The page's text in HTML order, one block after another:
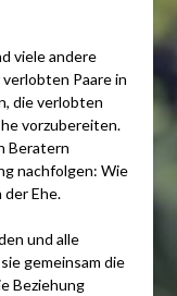
viele andere
Paare in
die verlobten
vorzubereiten.
Beratern
nachfolgen: Wie
Ehe.
und alle
gemeinsam die
Beziehung